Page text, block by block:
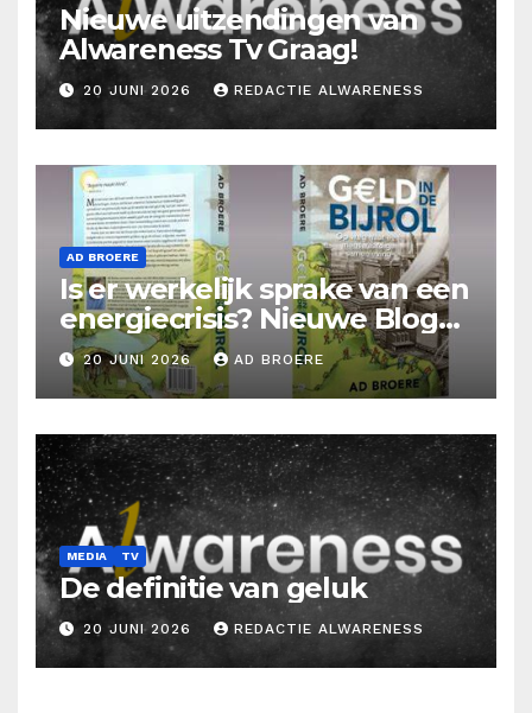
Nieuwe uitzendingen van
Alwareness Tv Graag!
20 JUNI 2026 REDACTIE ALWARENESS
AD BROERE
Is er werkelijk sprake van een
energiecrisis? Nieuwe Blog
Ad Broere
20 JUNI 2026 AD BROERE
MEDIA TV
De definitie van geluk
20 JUNI 2026 REDACTIE ALWARENESS